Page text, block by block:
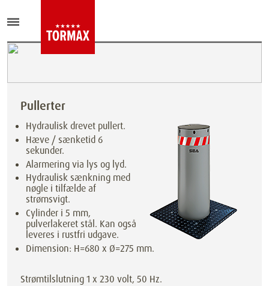
Pullerter
Hydraulisk drevet pullert.
Hæve / sænketid 6
sekunder.
Alarmering via lys og lyd.
Hydraulisk sænkning med
nøgle i tilfælde af
strømsvigt.
Cylinder i 5 mm,
pulverlakeret stål. Kan også
leveres i rustfri udgave.
Dimension: H=680 x Ø=275 mm.
Strømtilslutning 1 x 230 volt, 50 Hz.